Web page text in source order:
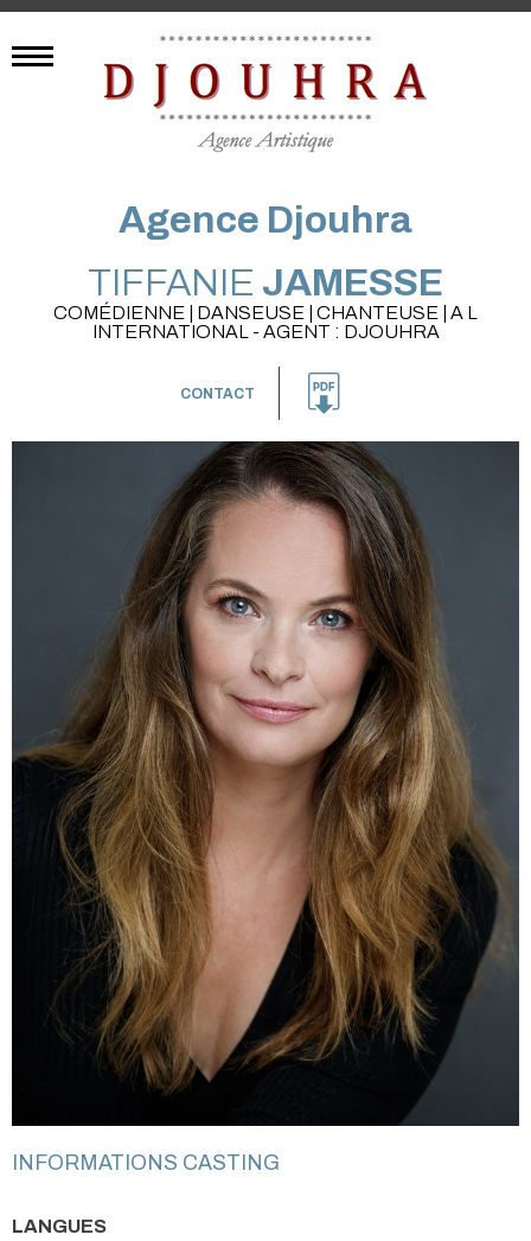
Agence Djouhra
TIFFANIE JAMESSE
COMÉDIENNE | DANSEUSE | CHANTEUSE | A L
INTERNATIONAL - AGENT : DJOUHRA
CONTACT
INFORMATIONS CASTING
LANGUES